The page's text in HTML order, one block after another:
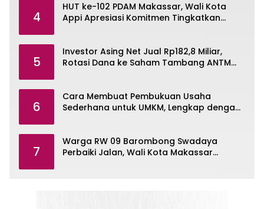
4
HUT ke-102 PDAM Makassar, Wali Kota
Appi Apresiasi Komitmen Tingkatkan
5
Investor Asing Net Jual Rp182,8 Miliar,
Rotasi Dana ke Saham Tambang ANTM
6
Cara Membuat Pembukuan Usaha
Sederhana untuk UMKM, Lengkap dengan
7
Warga RW 09 Barombong Swadaya
Perbaiki Jalan, Wali Kota Makassar